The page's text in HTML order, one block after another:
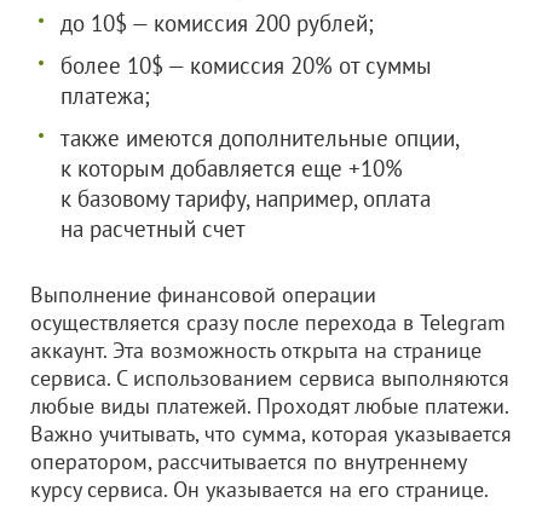
до 10$ — комиссия 200 рублей;
более 10$ — комиссия 20% от суммы
платежа;
также имеются дополнительные опции,
к которым добавляется еще +10%
к базовому тарифу, например, оплата
на расчетный счет
Выполнение финансовой операции
осуществляется сразу после перехода в Telegram
аккаунт. Эта возможность открыта на странице
сервиса. С использованием сервиса выполняются
любые виды платежей. Проходят любые платежи.
Важно учитывать, что сумма, которая указывается
оператором, рассчитывается по внутреннему
курсу сервиса. Он указывается на его странице.